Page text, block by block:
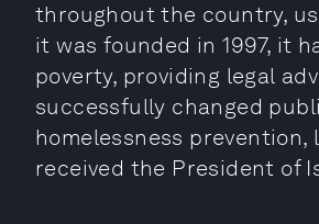
throughout the country,
it was founded in 1997, it
poverty, providing legal
successfully changed
homelessness
received the President of